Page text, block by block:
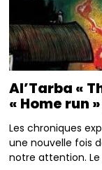
Al’Tarba «
« Home run
Les chroniques
une nouvelle fois
notre attention.